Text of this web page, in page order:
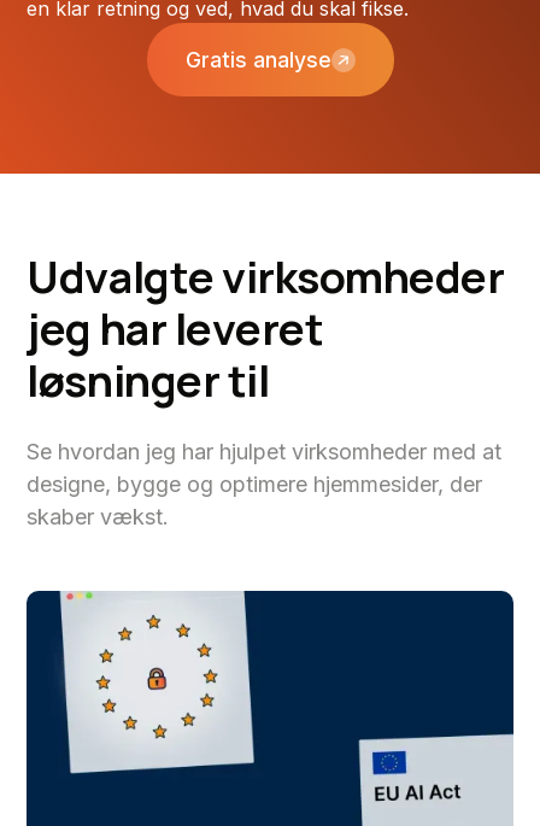
en klar retning og ved, hvad du skal fikse.
Gratis analyse
Udvalgtevirksomheder
jeg har leveret
løsningertil
Se hvordan jeg har hjulpet virksomheder med at
designe, bygge og optimere hjemmesider, der
skaber vækst.